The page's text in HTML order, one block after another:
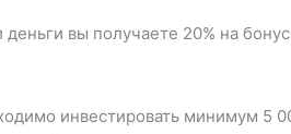
вы получаете 20% на
инвестировать минимум 5